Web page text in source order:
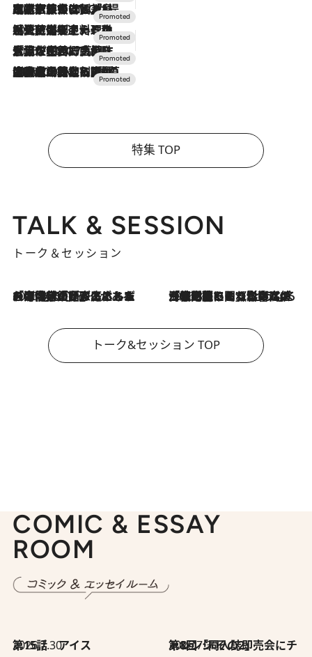
2026.7.31
【ホテル帰省】という選択肢をOMOが提案。家族とほどよい距離を保つには「昼は実家、夜は気兼ねなくホテルで！」
2026.7.24
【夏限定ディナーコース】旬を迎える稚鮎や花ズッキーニなどをイタリア・トスカーナの郷土料理の手法で満喫！
2026.7.17
「土佐和ハーブかき氷」がOMO7高知に登場！生姜、山椒、大葉など目にも舌にも涼を呼ぶ郷土の味
2026.7.10
NEW OPEN！【界 草津】名湯の地に誕生。趣の異なる2種の温泉と上州ならではの会席・蕎麦割烹など美食を味わう究極の癒やし旅
特集 TOP
TALK & SESSION
トーク＆セッション
2026.8.3
「今後値上げがあるとすれば…」「リスクがあるのは今年の冬」エネルギー専門家が語る、ホルムズ海峡封鎖が家庭にもたらす“ある心配” 2026.8.3
「住宅建てられない…」「サーチャージ料の高値が続いている」ホルムズ海峡封鎖による影響はいつまで続く？《エネルギー専門家に聞く“どうなる日本の暮らし”》
トーク&セッション TOP
COMIC & ESSAY
ROOM
2026.7.30
第15話 アイス 2026.7.30
第8回「同人誌即売会にチャレンジ その2」